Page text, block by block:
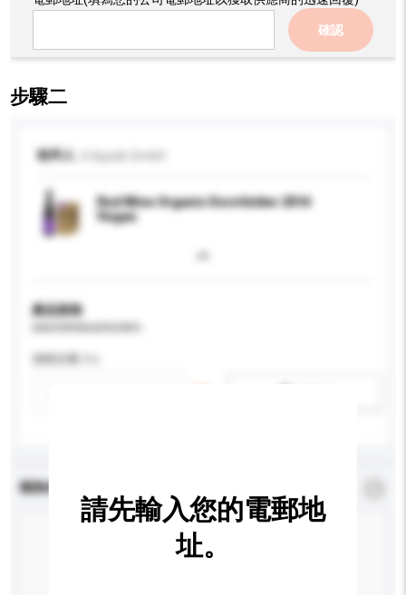
確認
步驟二
收件人
Red Wine Organic Dornfelder 2014
Vegan
產品規格
查詢內容
請先輸入您的電郵地
址。